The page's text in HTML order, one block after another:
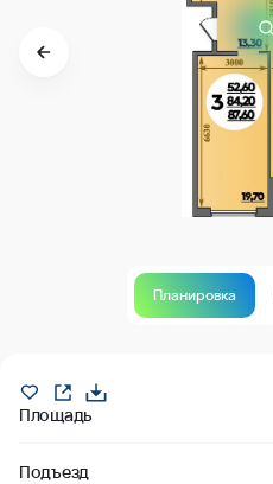
Планировка
Площадь
Подъезд